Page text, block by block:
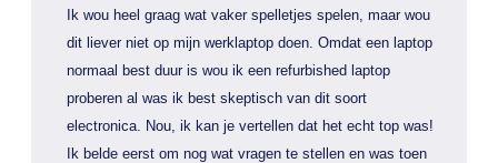
Ik wou heel graag wat vaker spelletjes spelen, maar wou
dit liever niet op mijn werklaptop doen. Omdat een laptop
normaal best duur is wou ik een refurbished laptop
proberen al was ik best skeptisch van dit soort
electronica. Nou, ik kan je vertellen dat het echt top was!
Ik belde eerst om nog wat vragen te stellen en was toen